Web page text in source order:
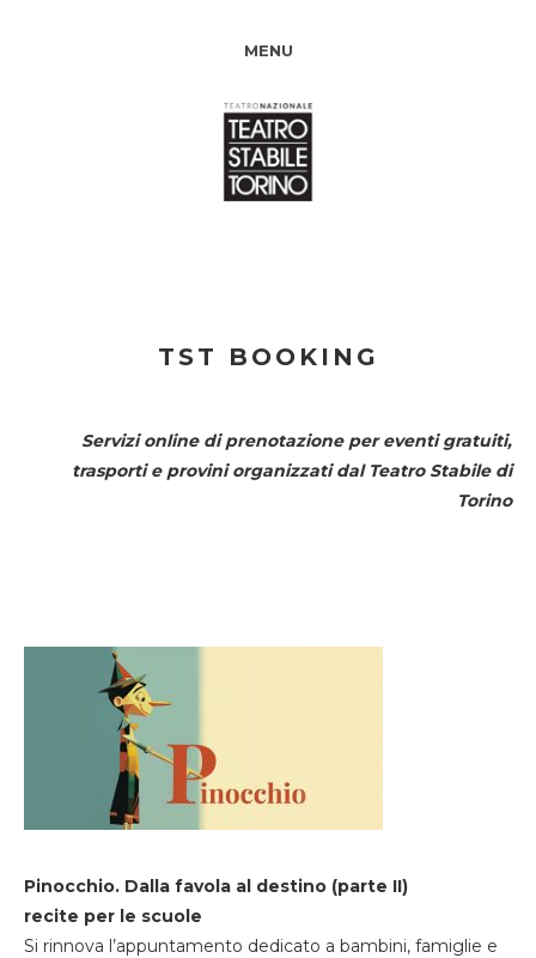
MENU
TST BOOKING
Servizi online di prenotazione per eventi gratuiti,
trasporti e provini organizzati dal Teatro Stabile di
Torino
Pinocchio. Dalla favola al destino (parte II)
recite per le scuole
Si rinnova l’appuntamento dedicato a bambini, famiglie e